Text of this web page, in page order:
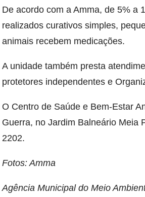
De acordo com a Amma, de 5% a
realizados curativos simples,
animais recebem medicações.
A unidade também presta
protetores independentes e
O Centro de Saúde e Bem-Estar
Guerra, no Jardim Balneário Meia
2202.
Fotos: Amma
Agência Municipal do Meio